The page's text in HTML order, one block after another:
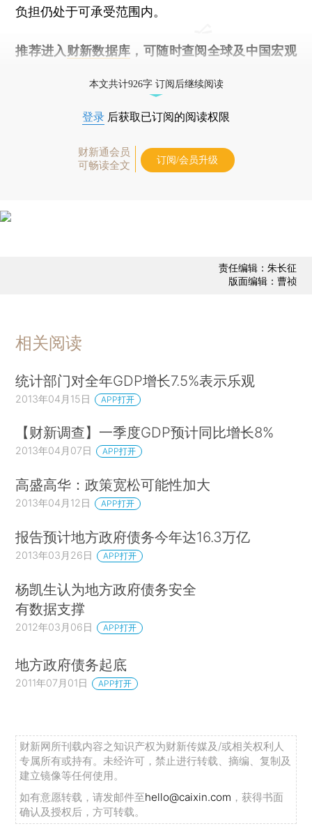
负担仍处于可承受范围内。
推荐进入 财新数据库 ，可随时查阅全球及中国宏观
本文共计926字 订阅后继续阅读
登录 后获取已订阅的阅读权限
财新通会员
可畅读全文
订阅/会员升级
责任编辑：朱长征
版面编辑：曹祯
相关阅读
统计部门对全年GDP增长7.5%表示乐观
2013年04月15日 APP打开
【财新调查】一季度GDP预计同比增长8%
2013年04月07日 APP打开
高盛高华：政策宽松可能性加大
2013年04月12日 APP打开
报告预计地方政府债务今年达16.3万亿
2013年03月26日 APP打开
杨凯生认为地方政府债务安全
有数据支撑
2012年03月06日 APP打开
地方政府债务起底
2011年07月01日 APP打开
财新网所刊载内容之知识产权为财新传媒及/或相关权利人
专属所有或持有。未经许可，禁止进行转载、摘编、复制及
建立镜像等任何使用。
如有意愿转载，请发邮件至hello@caixin.com ，获得书面
确认及授权后，方可转载。